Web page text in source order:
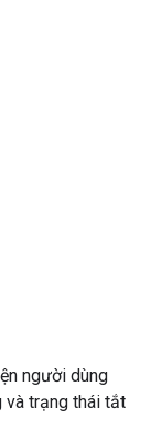
người dùng
và trạng thái tắt